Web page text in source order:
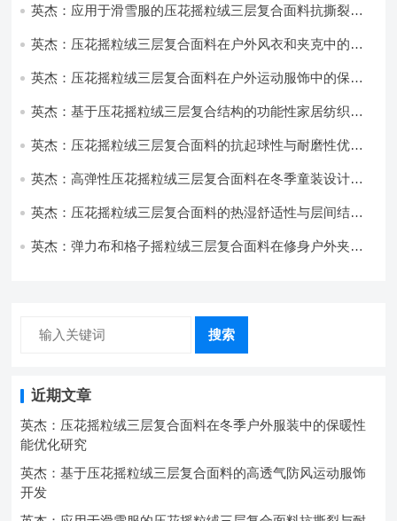
英杰：应用于滑雪服的压花摇粒绒三层复合面料抗撕裂与
英杰：压花摇粒绒三层复合面料在户外风衣和夹克中的应
英杰：压花摇粒绒三层复合面料在户外运动服饰中的保暖
英杰：基于压花摇粒绒三层复合结构的功能性家居纺织品
英杰：压花摇粒绒三层复合面料的抗起球性与耐磨性优化
英杰：高弹性压花摇粒绒三层复合面料在冬季童装设计中
英杰：压花摇粒绒三层复合面料的热湿舒适性与层间结合
英杰：弹力布和格子摇粒绒三层复合面料在修身户外夹克
搜索
近期文章
英杰：压花摇粒绒三层复合面料在冬季户外服装中的保暖性
能优化研究
英杰：基于压花摇粒绒三层复合面料的高透气防风运动服饰
开发